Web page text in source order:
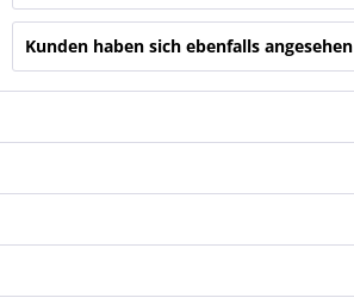
Kunden haben sich ebenfalls angesehen